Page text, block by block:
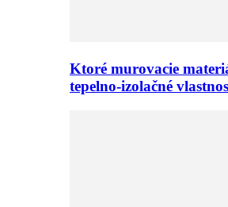
Ktoré murovacie
tepelno-izolačné